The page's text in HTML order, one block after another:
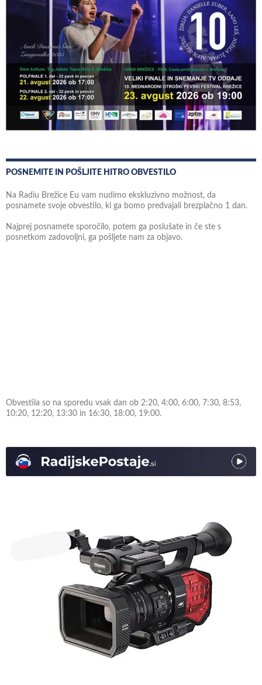
POSNEMITE IN POŠLJITE HITRO OBVESTILO
Na Radiu Brežice Eu vam nudimo ekskluzivno možnost, da
posnamete svoje obvestilo, ki ga bomo predvajali brezplačno 1 dan.
Najprej posnamete sporočilo, potem ga poslušate in če ste s
posnetkom zadovoljni, ga pošljete nam za objavo.
Obvestila so na sporedu vsak dan ob 2:20, 4:00, 6:00, 7:30, 8:53,
10:20, 12:20, 13:30 in 16:30, 18:00, 19:00.